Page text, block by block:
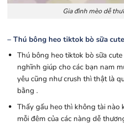
Gia đình mèo dễ
– Thú bông heo tiktok bò sữa
Thú bông heo tiktok bò sữa
nghĩnh giúp cho các bạn nam
yêu cũng như crush thì thật là
bằng .
Thấy gấu heo thì không tài nào
mỗi đêm của các nàng dễ